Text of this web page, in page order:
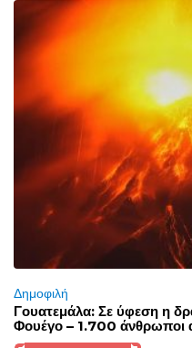
Δημοφιλή
Γουατεμάλα: Σε ύφεση η
Φουέγο – 1.700 άνθρωποι